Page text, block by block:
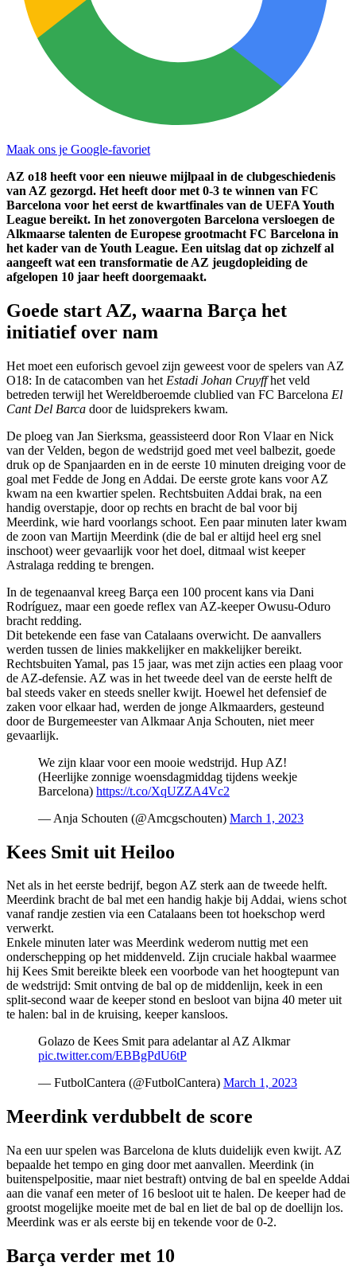
Maak ons je Google-favoriet
AZ o18 heeft voor een nieuwe mijlpaal in de clubgeschiedenis
van AZ gezorgd. Het heeft door met 0-3 te winnen van FC
Barcelona voor het eerst de kwartfinales van de UEFA Youth
League bereikt. In het zonovergoten Barcelona versloegen de
Alkmaarse talenten de Europese grootmacht FC Barcelona in
het kader van de Youth League. Een uitslag dat op zichzelf al
aangeeft wat een transformatie de AZ jeugdopleiding de
afgelopen 10 jaar heeft doorgemaakt.
Goede start AZ, waarna Barça het
initiatief over nam
Het moet een euforisch gevoel zijn geweest voor de spelers van AZ
O18: In de catacomben van het Estadi Johan Cruyffhet veld
betreden terwijl het Wereldberoemde clublied van FC Barcelona El
Cant Del Barca door de luidsprekers kwam.
De ploeg van Jan Sierksma, geassisteerd door Ron Vlaar en Nick
van der Velden, begon de wedstrijd goed met veel balbezit, goede
druk op de Spanjaarden en in de eerste 10 minuten dreiging voor de
goal met Fedde de Jong en Addai. De eerste grote kans voor AZ
kwam na een kwartier spelen. Rechtsbuiten Addai brak, na een
handig overstapje, door op rechts en bracht de bal voor bij
Meerdink, wie hard voorlangs schoot. Een paar minuten later kwam
de zoon van Martijn Meerdink (die de bal er altijd heel erg snel
inschoot) weer gevaarlijk voor het doel, ditmaal wist keeper
Astralaga redding te brengen.
In de tegenaanval kreeg Barça een 100 procent kans via Dani
Rodríguez, maar een goede reflex van AZ-keeper Owusu-Oduro
bracht redding.
Dit betekende een fase van Catalaans overwicht. De aanvallers
werden tussen de linies makkelijker en makkelijker bereikt.
Rechtsbuiten Yamal, pas 15 jaar, was met zijn acties een plaag voor
de AZ-defensie. AZ was in het tweede deel van de eerste helft de
bal steeds vaker en steeds sneller kwijt. Hoewel het defensief de
zaken voor elkaar had, werden de jonge Alkmaarders, gesteund
door de Burgemeester van Alkmaar Anja Schouten, niet meer
gevaarlijk.
We zijn klaar voor een mooie wedstrijd. Hup AZ!
(Heerlijke zonnige woensdagmiddag tijdens weekje
Barcelona) https://t.co/XqUZZA4Vc2
— Anja Schouten (@Amcgschouten) March 1, 2023
Kees Smit uit Heiloo
Net als in het eerste bedrijf, begon AZ sterk aan de tweede helft.
Meerdink bracht de bal met een handig hakje bij Addai, wiens schot
vanaf randje zestien via een Catalaans been tot hoekschop werd
verwerkt.
Enkele minuten later was Meerdink wederom nuttig met een
onderschepping op het middenveld. Zijn cruciale hakbal waarmee
hij Kees Smit bereikte bleek een voorbode van het hoogtepunt van
de wedstrijd: Smit ontving de bal op de middenlijn, keek in een
split-second waar de keeper stond en besloot van bijna 40 meter uit
te halen: bal in de kruising, keeper kansloos.
Golazo de Kees Smit para adelantar al AZ Alkmar
pic.twitter.com/EBBgPdU6tP
— FutbolCantera (@FutbolCantera) March 1, 2023
Meerdink verdubbelt de score
Na een uur spelen was Barcelona de kluts duidelijk even kwijt. AZ
bepaalde het tempo en ging door met aanvallen. Meerdink (in
buitenspelpositie, maar niet bestraft) ontving de bal en speelde Addai
aan die vanaf een meter of 16 besloot uit te halen. De keeper had de
grootst mogelijke moeite met de bal en liet de bal op de doellijn los.
Meerdink was er als eerste bij en tekende voor de 0-2.
Barça verder met 10